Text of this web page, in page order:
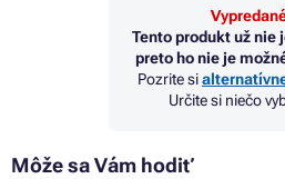
Tento produkt už nie
preto ho nie je
Pozrite si
Určite si niečo
Môže sa Vám hodiť